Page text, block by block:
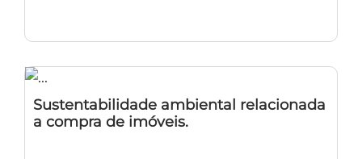
Sustentabilidade ambiental relacionada
a compra de imóveis.